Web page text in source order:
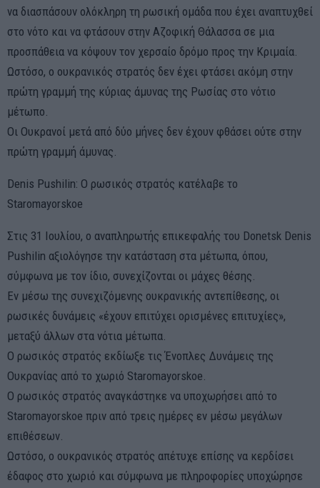
να διασπάσουν ολόκληρη τη ρωσική ομάδα που έχει αναπτυχθεί
στο νότο και να φτάσουν στην Αζοφική Θάλασσα σε μια
προσπάθεια να κόψουν τον χερσαίο δρόμο προς την Κριμαία.
Ωστόσο, ο ουκρανικός στρατός δεν έχει φτάσει ακόμη στην
πρώτη γραμμή της κύριας άμυνας της Ρωσίας στο νότιο
μέτωπο.
Οι Ουκρανοί μετά από δύο μήνες δεν έχουν φθάσει ούτε στην
πρώτη γραμμή άμυνας.
Denis Pushilin: Ο ρωσικός στρατός κατέλαβε το
Staromayorskoe
Στις 31 Ιουλίου, ο αναπληρωτής επικεφαλής του Donetsk Denis
Pushilin αξιολόγησε την κατάσταση στα μέτωπα, όπου,
σύμφωνα με τον ίδιο, συνεχίζονται οι μάχες θέσης.
Εν μέσω της συνεχιζόμενης ουκρανικής αντεπίθεσης, οι
ρωσικές δυνάμεις «έχουν επιτύχει ορισμένες επιτυχίες»,
μεταξύ άλλων στα νότια μέτωπα.
Ο ρωσικός στρατός εκδίωξε τις Ένοπλες Δυνάμεις της
Ουκρανίας από το χωριό Staromayorskoe.
Ο ρωσικός στρατός αναγκάστηκε να υποχωρήσει από το
Staromayorskoe πριν από τρεις ημέρες εν μέσω μεγάλων
επιθέσεων.
Ωστόσο, ο ουκρανικός στρατός απέτυχε επίσης να κερδίσει
έδαφος στο χωριό και σύμφωνα με πληροφορίες υποχώρησε